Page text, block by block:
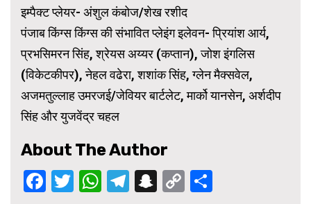
इम्पैक्ट प्लेयर- अंशुल कंबोज/शेख रशीद
पंजाब किंग्स किंग्स की संभावित प्लेइंग इलेवन- प्रियांश आर्य,
प्रभसिमरन सिंह, श्रेयस अय्यर (कप्तान), जोश इंगलिस
(विकेटकीपर), नेहल वढेरा, शशांक सिंह, ग्लेन मैक्सवेल,
अजमतुल्लाह उमरजई/जेवियर बार्टलेट, मार्को यानसेन, अर्शदीप
सिंह और युजवेंद्र चहल
About The Author
Facebook
Twitter
WhatsApp
Telegram
Snapchat
Copy